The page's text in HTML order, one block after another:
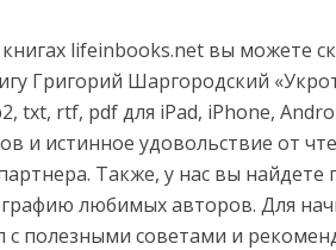
lifeinbooks.net вы можете
Григорий Шаргородский
txt, rtf, pdf для iPad, iPhone,
и истинное удовольствие от
Также, у нас вы найдете
любимых авторов. Для
с полезными советами и